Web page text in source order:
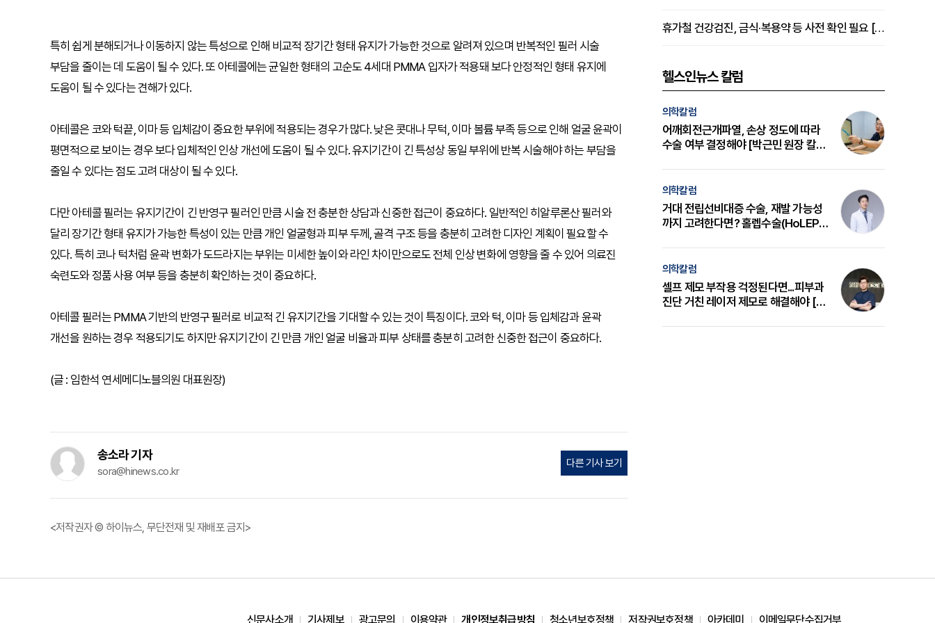
특히 쉽게 분해되거나 이동하지 않는 특성으로 인해 비교적 장기간 형태 유지가 가능한 것으로 알려져 있으며 반복적인 필러 시술
부담을 줄이는 데 도움이 될 수 있다. 또 아테콜에는 균일한 형태의 고순도 4세대 PMMA 입자가 적용돼 보다 안정적인 형태 유지에
도움이 될 수 있다는 견해가 있다.
아테콜은 코와 턱끝, 이마 등 입체감이 중요한 부위에 적용되는 경우가 많다. 낮은 콧대나 무턱, 이마 볼륨 부족 등으로 인해 얼굴 윤곽이
평면적으로 보이는 경우 보다 입체적인 인상 개선에 도움이 될 수 있다. 유지기간이 긴 특성상 동일 부위에 반복 시술해야 하는 부담을
줄일 수 있다는 점도 고려 대상이 될 수 있다.
다만 아테콜 필러는 유지기간이 긴 반영구 필러인 만큼 시술 전 충분한 상담과 신중한 접근이 중요하다. 일반적인 히알루론산 필러와
달리 장기간 형태 유지가 가능한 특성이 있는 만큼 개인 얼굴형과 피부 두께, 골격 구조 등을 충분히 고려한 디자인 계획이 필요할 수
있다. 특히 코나 턱처럼 윤곽 변화가 도드라지는 부위는 미세한 높이와 라인 차이만으로도 전체 인상 변화에 영향을 줄 수 있어 의료진
숙련도와 정품 사용 여부 등을 충분히 확인하는 것이 중요하다.
아테콜 필러는 PMMA 기반의 반영구 필러로 비교적 긴 유지기간을 기대할 수 있는 것이 특징이다. 코와 턱, 이마 등 입체감과 윤곽
개선을 원하는 경우 적용되기도 하지만 유지기간이 긴 만큼 개인 얼굴 비율과 피부 상태를 충분히 고려한 신중한 접근이 중요하다.
(글 : 임한석 연세메디노블의원 대표원장)
송소라 기자
sora@hinews.co.kr
다른 기사 보기
<저작권자 © 하이뉴스, 무단전재 및 재배포 금지>
휴가철 건강검진, 금식·복용약 등 사전 확인 필요 [정도감 원장 칼럼]
헬스인뉴스 칼럼
의학칼럼
어깨회전근개파열, 손상 정도에 따라
수술 여부 결정해야 [박근민 원장 칼
의학칼럼
거대 전립선비대증 수술, 재발 가능성
까지 고려한다면? 홀렙수술(HoLEP)
의학칼럼
셀프 제모 부작용 걱정된다면...피부과
진단 거친 레이저 제모로 해결해야 [변
신문사소개 기사제보 광고문의 이용약관 개인정보취급방침 청소년보호정책 저작권보호정책 아카데미 이메일무단수집거부